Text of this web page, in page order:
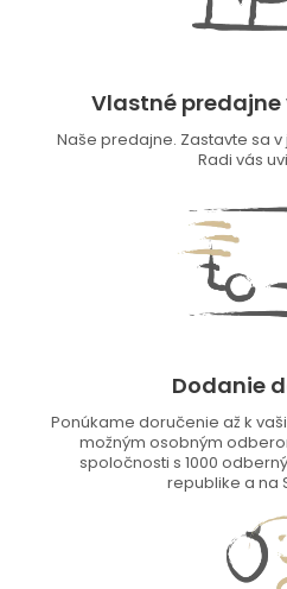
Vlastné predajne
Naše predajne. Zastavte sa
Radi vás
Dodanie
Ponúkame doručenie až k
možným osobným
spoločnosti s 1000
republike a na